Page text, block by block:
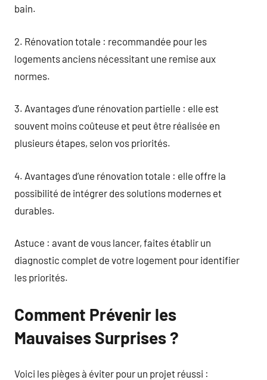
bain.
2. Rénovation totale : recommandée pour les
logements anciens nécessitant une remise aux
normes.
3. Avantages d’une rénovation partielle : elle est
souvent moins coûteuse et peut être réalisée en
plusieurs étapes, selon vos priorités.
4. Avantages d’une rénovation totale : elle offre la
possibilité de intégrer des solutions modernes et
durables.
Astuce : avant de vous lancer, faites établir un
diagnostic complet de votre logement pour identifier
les priorités.
Comment Prévenir les
Mauvaises Surprises ?
Voici les pièges à éviter pour un projet réussi :